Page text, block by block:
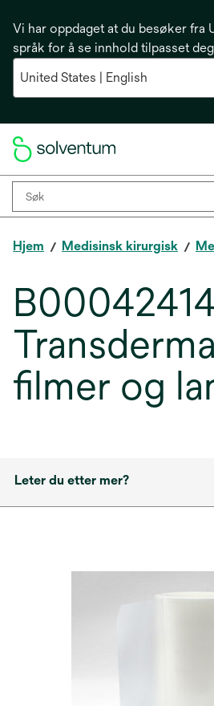
Vi har oppdaget at du besøker fra
språk for å se innhold tilpasset
Hjem Medisinsk kirurgisk
filmer og
Leter du etter mer?